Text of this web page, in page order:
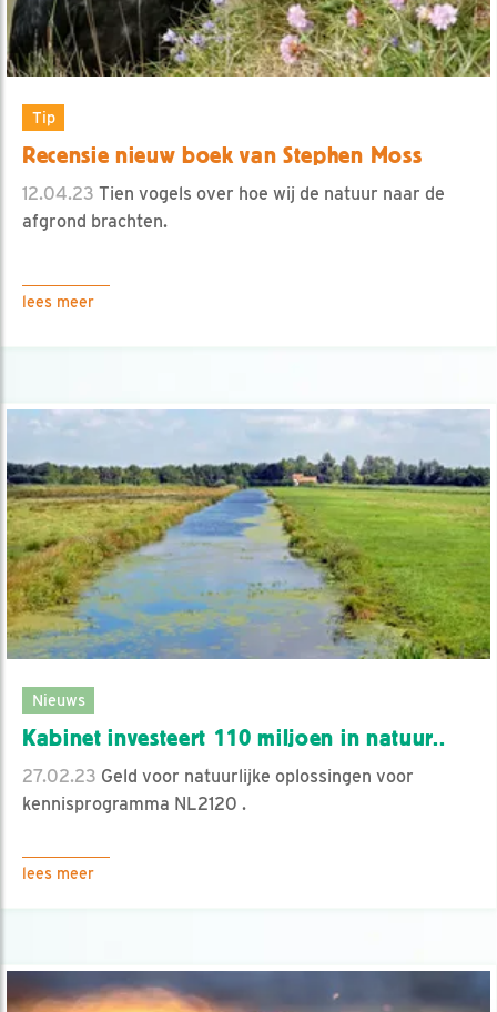
Tip
Recensie nieuw boek van Stephen Moss
12.04.23 Tien vogels over hoe wij de natuur naar de
afgrond brachten.
lees meer
Nieuws
Kabinet investeert 110 miljoen in natuur..
27.02.23 Geld voor natuurlijke oplossingen voor
kennisprogramma NL2120 .
lees meer